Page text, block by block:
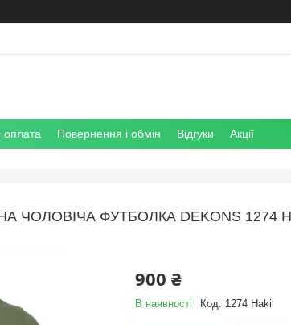
оплата Повернення і обмін Відгуки Акції
ЧОЛОВІЧА ФУТБОЛКА DEKONS 1274
900 ₴
В наявності Код: 1274 Haki